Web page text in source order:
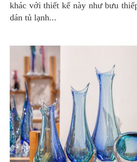
khác với thiết kế này như bưu
dán tủ lạnh...